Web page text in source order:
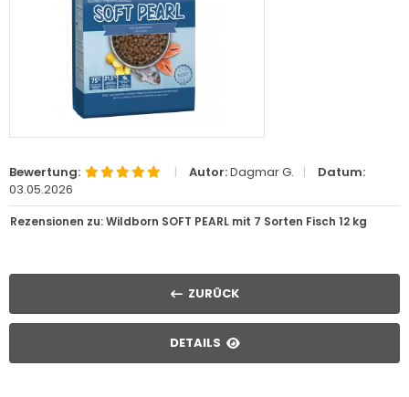
Bewertung: | Autor:Dagmar G. |
Datum:
03.05.2026
Rezensionen zu: Wildborn SOFT PEARL mit 7 Sorten Fisch 12 kg
ZURÜCK
DETAILS